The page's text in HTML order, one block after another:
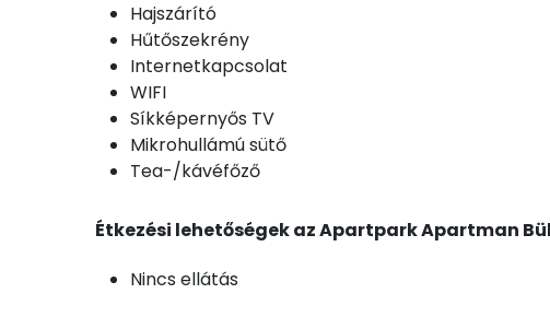
Szalonnasütési lehetőség
Bográcsozási lehetőség
Túra lehetőségek
Grillezési lehetőség
Foci
Lovaglás
Internet
Hajszárító
Internetkapcsolat